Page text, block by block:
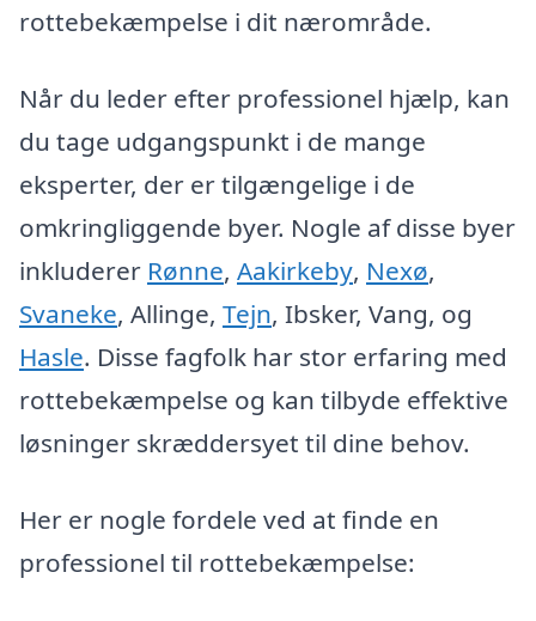
rottebekæmpelse i dit nærområde.
Når du leder efter professionel hjælp, kan
du tage udgangspunkt i de mange
eksperter, der er tilgængelige i de
omkringliggende byer. Nogle af disse byer
inkluderer Rønne, Aakirkeby, Nexø,
Svaneke, Allinge, Tejn, Ibsker, Vang, og
Hasle. Disse fagfolk har stor erfaring med
rottebekæmpelse og kan tilbyde effektive
løsninger skræddersyet til dine behov.
Her er nogle fordele ved at finde en
professionel til rottebekæmpelse: